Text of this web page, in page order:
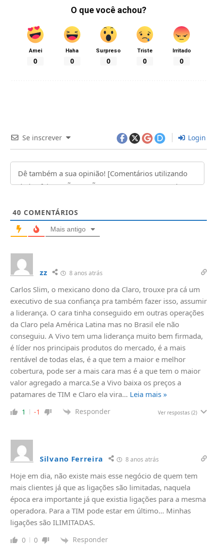
O que você achou?
Amei
0
Haha
0
Surpreso
0
Triste
0
Irritado
0
Se inscrever Login
40 COMENTÁRIOS
Mais antigo
zz 8 anos atrás
Carlos Slim, o mexicano dono da Claro, trouxe pra cá um
executivo de sua confiança pra também fazer isso, assumir
a liderança. O cara tinha conseguido em outras operações
da Claro pela América Latina mas no Brasil ele não
conseguiu. A Vivo tem uma liderança muito bem firmada,
é líder nos principais produtos do mercado, é a mais
rentável de todas elas, é a que tem a maior e melhor
cobertura, pode ser a mais cara mas é a que tem o maior
valor agregado a marca.Se a Vivo baixa os preços a
patamares de TIM e Claro ela vira… Leia mais »
1 -1 Responder Ver respostas (2)
Silvano Ferreira 8 anos atrás
Hoje em dia, não existe mais esse negócio de quem tem
mais clientes já que as ligações são limitadas, naquela
época era importante já que existia ligações para a mesma
operadora. Para a TIM pode estar em último… Minhas
ligações são ILIMITADAS.
0 0 Responder